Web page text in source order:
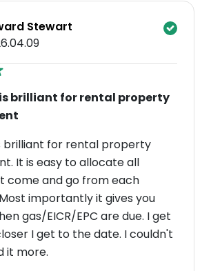
Stewart
brilliant for rental property
brilliant for rental property
It is easy to allocate all
come and go from each
importantly it gives you
gas/EICR/EPC are due. I get
I get to the date. I couldn't
it more.